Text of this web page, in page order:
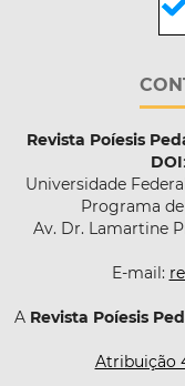
Revista Poíesis
DOI
Universidade
Programa
Av. Dr. Lamartine
E-mail:
A Revista Poíesis
Atribuição